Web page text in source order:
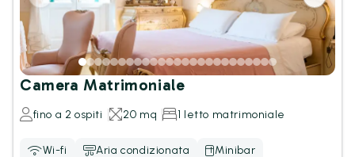
Camera Matrimoniale
fino a 2 ospiti 20 mq 1 letto matrimoniale
Wi-fi Aria condizionata
Minibar